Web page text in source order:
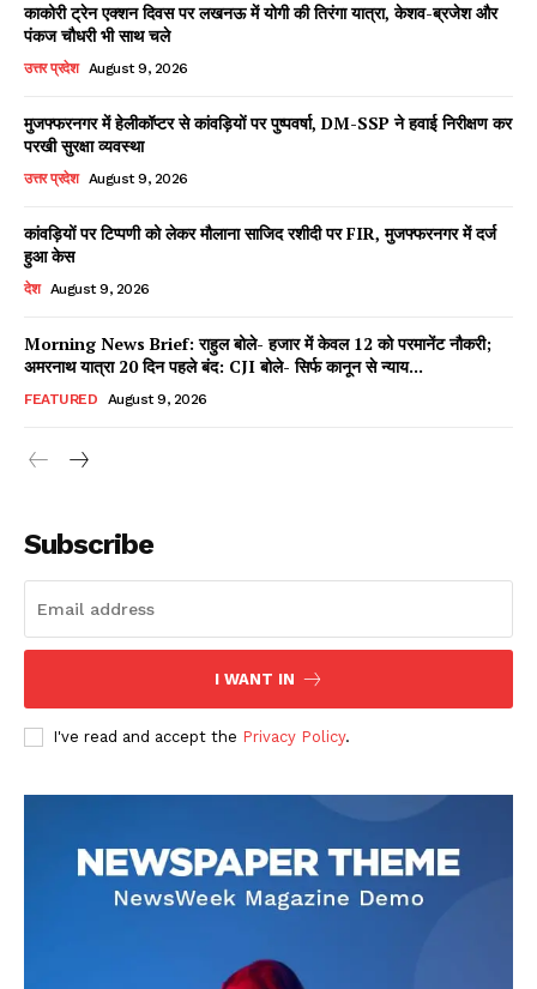
Facebook
Read Latest News on AIN
NEWS 1 App
AIN NEWS 1
काकोरी ट्रेन एक्शन दिवस पर लखनऊ में योगी की तिरंगा यात्रा, केशव-ब्रजेश और
पंकज चौधरी भी साथ चले
उत्तर प्रदेश August 9, 2026
मुजफ्फरनगर में हेलीकॉप्टर से कांवड़ियों पर पुष्पवर्षा, DM-SSP ने हवाई निरीक्षण कर
परखी सुरक्षा व्यवस्था
उत्तर प्रदेश August 9, 2026
कांवड़ियों पर टिप्पणी को लेकर मौलाना साजिद रशीदी पर FIR, मुजफ्फरनगर में दर्ज
हुआ केस
देश August 9, 2026
Morning News Brief: राहुल बोले- हजार में केवल 12 को परमानेंट नौकरी;
अमरनाथ यात्रा 20 दिन पहले बंद: CJI बोले- सिर्फ कानून से न्याय...
FEATURED August 9, 2026
Subscribe
I WANT IN
I've read and accept the Privacy Policy.